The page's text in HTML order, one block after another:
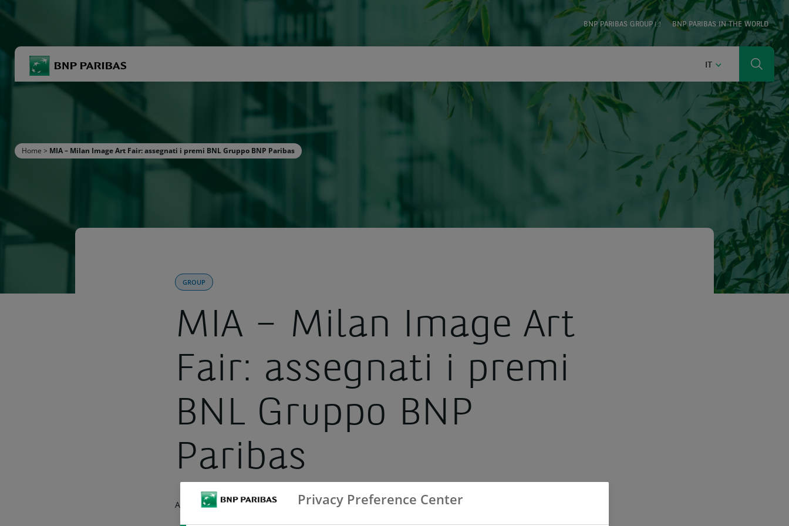
BNP PARIBAS GROUP BNP PARIBAS IN THE WORLD
BNP Paribas ITITALIANO Ricerca
Inserisci i termini di ricerca Ricerca
Home > MIA – Milan Image Art Fair: assegnati i premi BNL Gruppo BNP Paribas
GROUP
MIA – Milan Image Art
Fair: assegnati i premi
BNL Gruppo BNP
Paribas
APRIL 17, 2015 Privacy Preference Center